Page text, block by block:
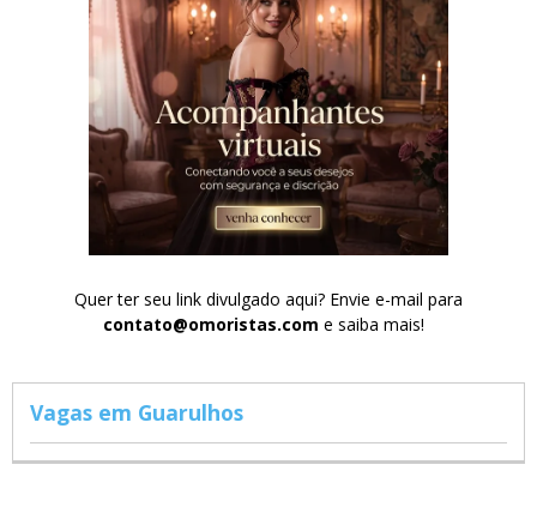
Quer ter seu link divulgado aqui? Envie e-mail para
contato@omoristas.com e saiba mais!
Vagas em Guarulhos